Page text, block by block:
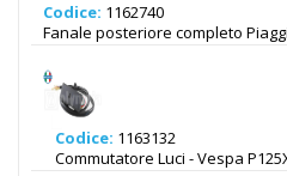
Codice: 1162740
Fanale posteriore completo
Codice: 1163132
Commutatore Luci - Vespa